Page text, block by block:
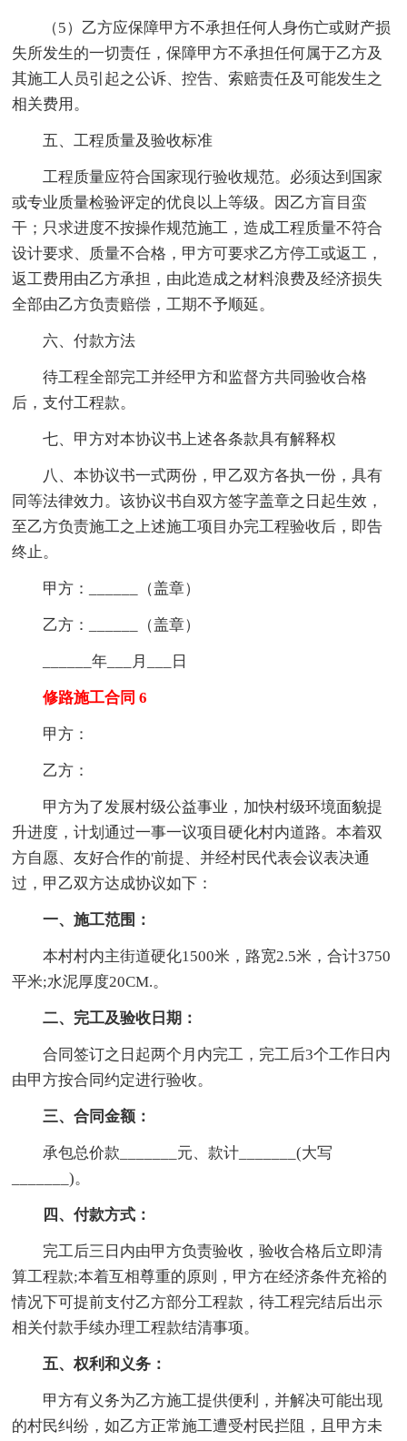
（5）乙方应保障甲方不承担任何人身伤亡或财产损
失所发生的一切责任，保障甲方不承担任何属于乙方及
其施工人员引起之公诉、控告、索赔责任及可能发生之
相关费用。
五、工程质量及验收标准
工程质量应符合国家现行验收规范。必须达到国家
或专业质量检验评定的优良以上等级。因乙方盲目蛮
干；只求进度不按操作规范施工，造成工程质量不符合
设计要求、质量不合格，甲方可要求乙方停工或返工，
返工费用由乙方承担，由此造成之材料浪费及经济损失
全部由乙方负责赔偿，工期不予顺延。
六、付款方法
待工程全部完工并经甲方和监督方共同验收合格
后，支付工程款。
七、甲方对本协议书上述各条款具有解释权
八、本协议书一式两份，甲乙双方各执一份，具有
同等法律效力。该协议书自双方签字盖章之日起生效，
至乙方负责施工之上述施工项目办完工程验收后，即告
终止。
甲方：______（盖章）
乙方：______（盖章）
______年___月___日
修路施工合同 6
甲方：
乙方：
甲方为了发展村级公益事业，加快村级环境面貌提
升进度，计划通过一事一议项目硬化村内道路。本着双
方自愿、友好合作的'前提、并经村民代表会议表决通
过，甲乙双方达成协议如下：
一、施工范围：
本村村内主街道硬化1500米，路宽2.5米，合计3750
平米;水泥厚度20CM.。
二、完工及验收日期：
合同签订之日起两个月内完工，完工后3个工作日内
由甲方按合同约定进行验收。
三、合同金额：
承包总价款_______元、款计_______(大写
_______)。
四、付款方式：
完工后三日内由甲方负责验收，验收合格后立即清
算工程款;本着互相尊重的原则，甲方在经济条件充裕的
情况下可提前支付乙方部分工程款，待工程完结后出示
相关付款手续办理工程款结清事项。
五、权利和义务：
甲方有义务为乙方施工提供便利，并解决可能出现
的村民纠纷，如乙方正常施工遭受村民拦阻，且甲方未